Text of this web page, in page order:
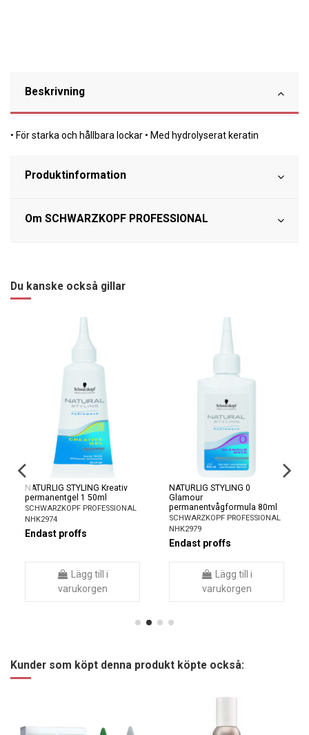
Beskrivning
• För starka och hållbara lockar • Med hydrolyserat keratin
Produktinformation
Om SCHWARZKOPF PROFESSIONAL
Du kanske också gillar
NATURLIG STYLING Kreativ
permanentgel 1 50ml
SCHWARZKOPF PROFESSIONAL
NHK2974
Endast proffs
Lägg till i
varukorgen
NATURLIG STYLING 0
Glamour
permanentvågformula 80ml
SCHWARZKOPF PROFESSIONAL
NHK2979
Endast proffs
Lägg till i
varukorgen
Kunder som köpt denna produkt köpte också: